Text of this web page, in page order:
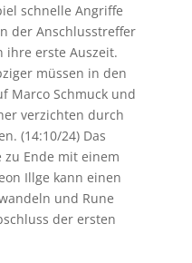
schnelle Angriffe
der Anschlusstreffer
ihre erste Auszeit.
müssen in den
Marco Schmuck und
verzichten durch
(14:10/24) Das
Ende mit einem
Illge kann einen
und Rune
der ersten